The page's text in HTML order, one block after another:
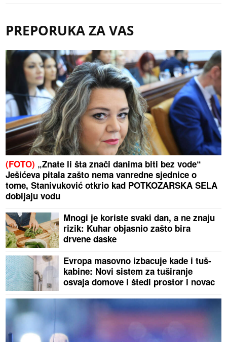
PREPORUKA ZA VAS
(FOTO) „Znate li šta znači danima biti bez vode“
Ješićeva pitala zašto nema vanredne sjednice o
tome, Stanivuković otkrio kad POTKOZARSKA SELA
dobijaju vodu
Mnogi je koriste svaki dan, a ne znaju
rizik: Kuhar objasnio zašto bira
drvene daske
Evropa masovno izbacuje kade i tuš-
kabine: Novi sistem za tuširanje
osvaja domove i štedi prostor i novac